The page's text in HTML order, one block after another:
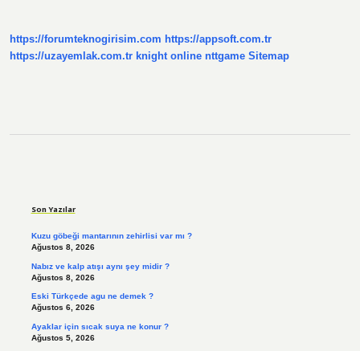
https://forumteknogirisim.com https://appsoft.com.tr
https://uzayemlak.com.tr knight online nttgame Sitemap
Son Yazılar
Kuzu göbeği mantarının zehirlisi var mı ?
Ağustos 8, 2026
Nabız ve kalp atışı aynı şey midir ?
Ağustos 8, 2026
Eski Türkçede agu ne demek ?
Ağustos 6, 2026
Ayaklar için sıcak suya ne konur ?
Ağustos 5, 2026